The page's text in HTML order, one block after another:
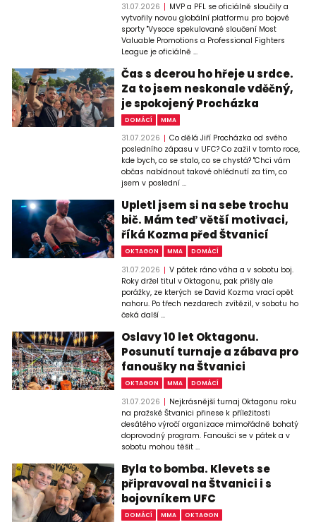
31.07.2026
MVP a PFL se oficiálně sloučily a
vytvořily novou globální platformu pro bojové
sporty "Vysoce spekulované sloučení Most
Valuable Promotions a Professional Fighters
League je oficiálně ...
Čas s dcerou ho hřeje u srdce.
Za to jsem neskonale vděčný,
je spokojený Procházka
DOMÁCÍ MMA
31.07.2026
Co dělá Jiří Procházka od svého
posledního zápasu v UFC? Co zažil v tomto roce,
kde bych, co se stalo, co se chystá? "Chci vám
občas nabídnout takové ohlédnutí za tím, co
jsem v poslední ...
Upletl jsem si na sebe trochu
bič. Mám teď větší motivaci,
říká Kozma před Štvanicí
OKTAGON MMA DOMÁCÍ
31.07.2026
V pátek ráno váha a v sobotu boj.
Roky držel titul v Oktagonu, pak přišly ale
porážky, ze kterých se David Kozma vrací opět
nahoru. Po třech nezdarech zvítězil, v sobotu ho
čeká další ...
Oslavy 10 let Oktagonu.
Posunutí turnaje a zábava pro
fanoušky na Štvanici
OKTAGON MMA DOMÁCÍ
31.07.2026
Nejkrásnější turnaj Oktagonu roku
na pražské Štvanici přinese k příležitosti
desátého výročí organizace mimořádně bohatý
doprovodný program. Fanoušci se v pátek a v
sobotu mohou těšit ...
Byla to bomba. Klevets se
připravoval na Štvanici i s
bojovníkem UFC
DOMÁCÍ MMA OKTAGON